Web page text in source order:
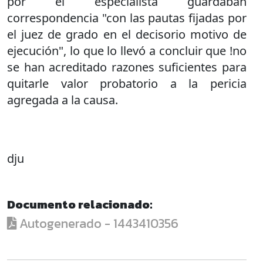
correspondencia "con las pautas fijadas por
el juez de grado en el decisorio motivo de
ejecución", lo que lo llevó a concluir que !no
se han acreditado razones suficientes para
quitarle valor probatorio a la pericia
agregada a la causa.
dju
Documento relacionado:
Autogenerado - 1443410356